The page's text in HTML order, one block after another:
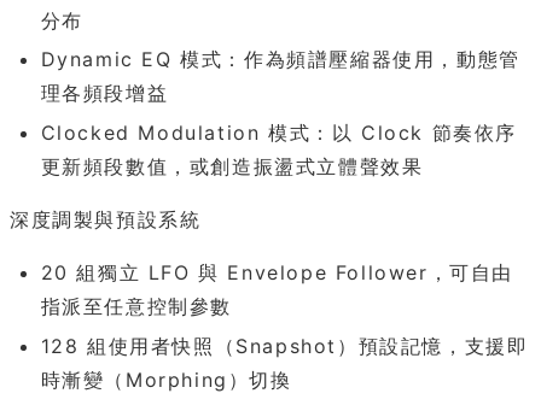
分布
Dynamic EQ 模式：作為頻譜壓縮器使用，動態管
理各頻段增益
Clocked Modulation 模式：以 Clock 節奏依序
更新頻段數值，或創造振盪式立體聲效果
深度調製與預設系統
20 組獨立 LFO 與 Envelope Follower，可自由
指派至任意控制參數
128 組使用者快照（Snapshot）預設記憶，支援即
時漸變（Morphing）切換